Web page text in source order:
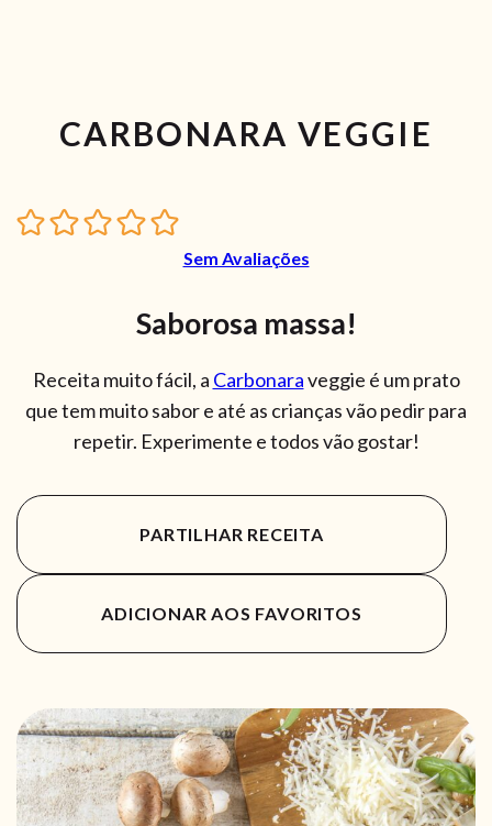
CARBONARA VEGGIE
Sem Avaliações
Saborosa massa!
Receita muito fácil, a Carbonaraveggie é um prato
que tem muito sabor e até as crianças vão pedir para
repetir. Experimente e todos vão gostar!
PARTILHAR RECEITA
ADICIONAR AOS FAVORITOS